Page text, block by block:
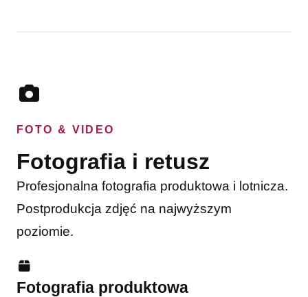
FOTO & VIDEO
Fotografia i retusz
Profesjonalna fotografia produktowa i lotnicza.
Postprodukcja zdjęć na najwyższym
poziomie.
Fotografia produktowa